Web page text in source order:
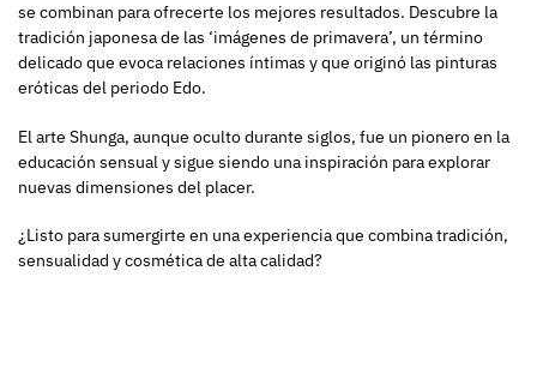
se combinan para ofrecerte los mejores resultados. Descubre la
tradición japonesa de las ‘imágenes de primavera’, un término
delicado que evoca relaciones íntimas y que originó las pinturas
eróticas del periodo Edo.
El arte Shunga, aunque oculto durante siglos, fue un pionero en la
educación sensual y sigue siendo una inspiración para explorar
nuevas dimensiones del placer.
¿Listo para sumergirte en una experiencia que combina tradición,
sensualidad y cosmética de alta calidad?